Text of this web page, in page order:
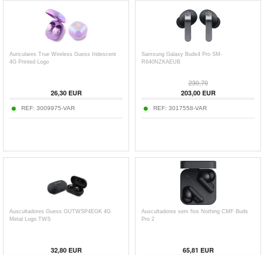
Auriculares True Wireless Guess Iridescent
4G Printed Logo
26,30EUR
REF: 3009975-VAR
Samsung Galaxy Buds4 Pro SM-
R640NZKAEUB
230,70
203,00EUR
REF: 3017558-VAR
Auscultadores Guess GUTWSP4EGK 4G
Metal Logo TWS
32,80EUR
Auscultadores sem fios Nothing CMF Buds
Pro 2
65,81 EUR